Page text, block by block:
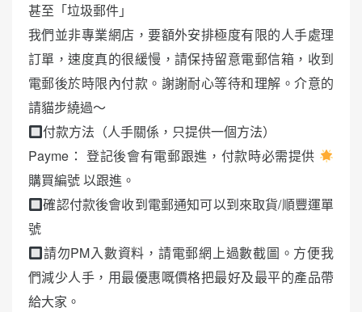
甚至「垃圾郵件」
我們並非專業網店，要額外安排極度有限的人手處理
訂單，速度真的很緩慢，請保持留意電郵信箱，收到
電郵後於時限內付款。謝謝耐心等待和理解。介意的
請貓步繞過～
付款方法（人手關係，只提供一個方法）
Payme： 登記後會有電郵跟進，付款時必需提供
購買編號 以跟進。
確認付款後會收到電郵通知可以到來取貨/順豐運單
號
請勿PM入數資料，請電郵網上過數截圖。方便我
們減少人手，用最優惠嘅價格把最好及最平的產品帶
給大家。